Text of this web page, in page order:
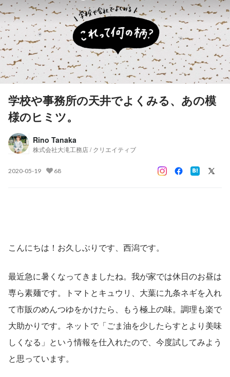
学校や事務所の天井でよくみる、あの模
様のヒミツ。
Rino Tanaka
株式会社大滝工務店 / クリエイティブ
2020-05-19 68
こんにちは！お久しぶりです、西潟です。
最近急に暑くなってきましたね。我が家では休日のお昼は
専ら素麺です。トマトとキュウリ、大葉に九条ネギを入れ
て市販のめんつゆをかけたら、もう極上の味。調理も楽で
大助かりです。ネットで「ごま油を少したらすとより美味
しくなる」という情報を仕入れたので、今度試してみよう
と思っています。